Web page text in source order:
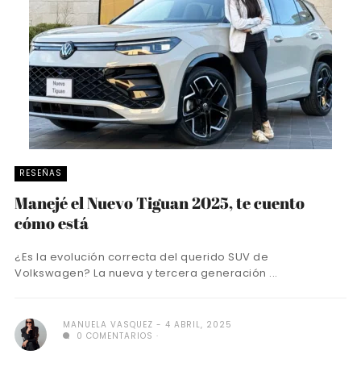
RESEÑAS
Manejé el Nuevo Tiguan 2025, te cuento
cómo está
¿Es la evolución correcta del querido SUV de
Volkswagen? La nueva y tercera generación ...
MANUELA VASQUEZ
4 ABRIL, 2025
0 COMENTARIOS